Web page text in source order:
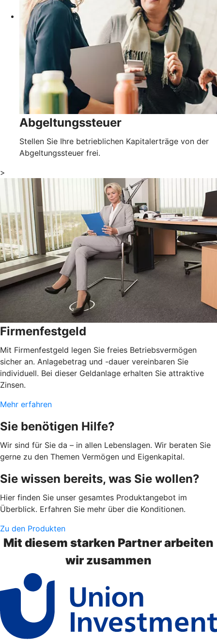
Abgeltungssteuer
Stellen Sie Ihre betrieblichen Kapitalerträge von der
Abgeltungssteuer frei.
>
Firmenfestgeld
Mit Firmenfestgeld legen Sie freies Betriebsvermögen
sicher an. Anlagebetrag und -dauer vereinbaren Sie
individuell. Bei dieser Geldanlage erhalten Sie attraktive
Zinsen.
Mehr erfahren
Sie benötigen Hilfe?
Wir sind für Sie da – in allen Lebenslagen. Wir beraten Sie
gerne zu den Themen Vermögen und Eigenkapital.
Sie wissen bereits, was Sie wollen?
Hier finden Sie unser gesamtes Produktangebot im
Überblick. Erfahren Sie mehr über die Konditionen.
Zu den Produkten
Mit diesem starken Partner arbeiten
wir zusammen